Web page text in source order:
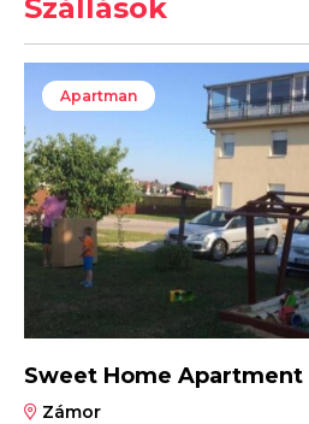
Szállások
Apartman
Sweet Home Apartment
Zámor